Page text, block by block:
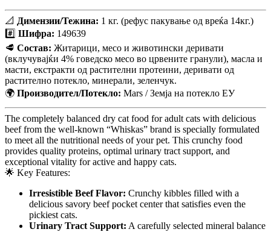
📐 Димензии/Тежина: 1 кг. (рефус пакување од вреќа 14кг.)
#️⃣ Шифра: 149639
🥩 Состав: Житарици, месо и животински деривати
(вклучувајќи 4% говедско месо во црвените гранули), масла и
масти, екстракти од растителни протеини, деривати од
растително потекло, минерали, зеленчук.
🌍 Производител/Потекло: Mars / Земја на потекло ЕУ
The completely balanced dry cat food for adult cats with delicious
beef from the well-known “Whiskas” brand is specially formulated
to meet all the nutritional needs of your pet. This crunchy food
provides quality proteins, optimal urinary tract support, and
exceptional vitality for active and happy cats.
🌟 Key Features:
Irresistible Beef Flavor: Crunchy kibbles filled with a
delicious savory beef pocket center that satisfies even the
pickiest cats.
Urinary Tract Support: A carefully selected mineral balance